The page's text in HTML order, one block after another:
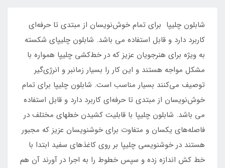
شابلون چلیپا برای تمام خوش‌نویسان از مبتدی تا حرفه‌ای
کاربرد دارد و قابل استفاده می باشد. شابلون چلیپای شکسته
به ویژه برای هنرجویان عزیز که در خط‌کشی چلیپا همواره با
مشکل مواجه هستند و این کار را بسیار زمانبر و انرژی‌گیر
توصیف می‌کنند بسیار مناسب است. شابلون چلیپا برای تمام
خوش‌نویسان از مبتدی تا حرفه‌ای کاربرد دارد و قابل استفاده
می باشد. شابلون چلیپا با قابلیت کشیدن خطهای مختلف در
فاصله‌های یکسان و متفاوت برای خوشنویسان عزیز که مجبور
هستند در خوشنویسی چلیپا بر روی کاغذهای سفید ابتدا با
خط کش اندازه زده و سپس خطوط را به اجرا در آورند آن هم